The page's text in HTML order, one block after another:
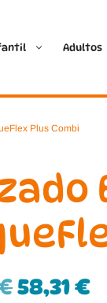
Cóndor
Deditos
Demax
FlexiNens
Adultos
Plus Combi
58,31€